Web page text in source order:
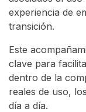
experiencia de
transición.
Este
clave para
dentro de la
reales de uso,
día a día.